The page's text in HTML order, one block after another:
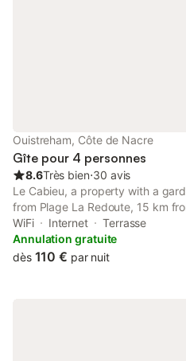
Ouistreham, Côte de Nacre
Gîte pour 4 personnes
8.6Très bien⋅30 avis
Le Cabieu, a property with a
from Plage La Redoute, 15 km
as well as 16 km from Caen
WiFi Internet
Terrasse
Annulation gratuite
dès 110 € par nuit